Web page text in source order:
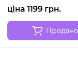
ціна 1199 грн.
Продано